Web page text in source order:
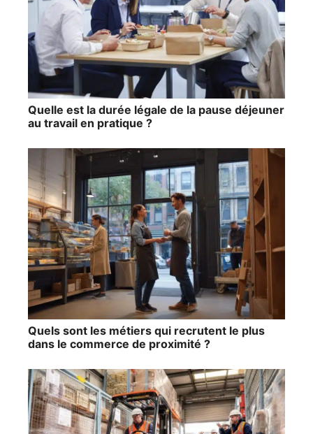
Quelle est la durée légale de la pause déjeuner
au travail en pratique ?
Quels sont les métiers qui recrutent le plus
dans le commerce de proximité ?